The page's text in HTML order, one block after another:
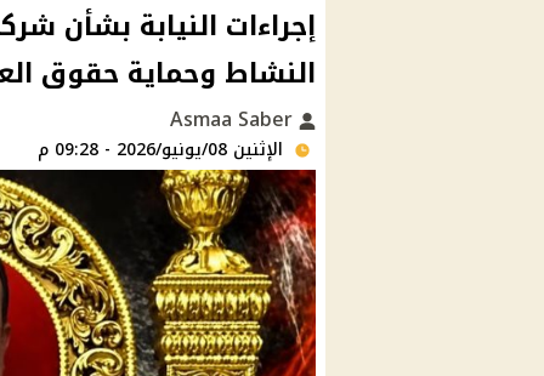
إجراءات النيابة بشأن
النشاط وحماية حقوق
الإثنين 08/يونيو/2026 - 09:28 م